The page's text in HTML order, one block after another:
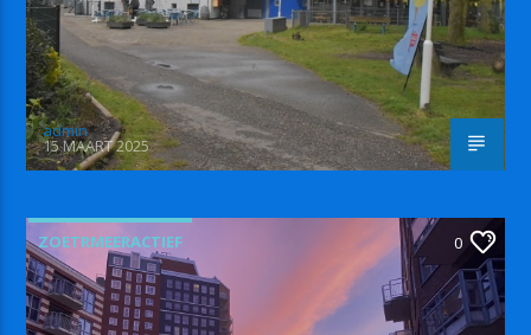
admin
15 MAART 2025
ZOETRMEERACTIEF 0